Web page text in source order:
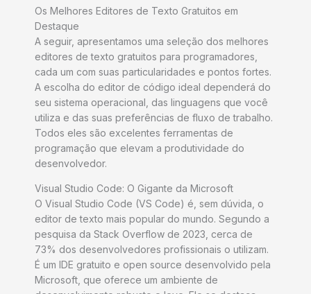
Os Melhores Editores de Texto Gratuitos em
Destaque
A seguir, apresentamos uma seleção dos melhores
editores de texto gratuitos para programadores,
cada um com suas particularidades e pontos fortes.
A escolha do editor de código ideal dependerá do
seu sistema operacional, das linguagens que você
utiliza e das suas preferências de fluxo de trabalho.
Todos eles são excelentes ferramentas de
programação que elevam a produtividade do
desenvolvedor.
Visual Studio Code: O Gigante da Microsoft
O Visual Studio Code (VS Code) é, sem dúvida, o
editor de texto mais popular do mundo. Segundo a
pesquisa da Stack Overflow de 2023, cerca de
73% dos desenvolvedores profissionais o utilizam.
É um IDE gratuito e open source desenvolvido pela
Microsoft, que oferece um ambiente de